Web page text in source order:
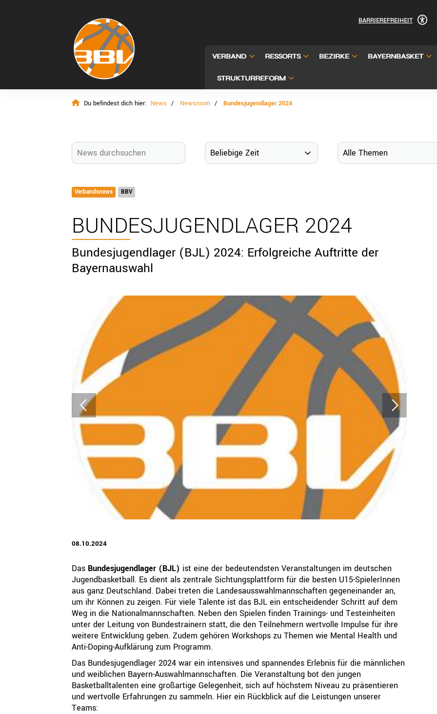
BARRIEREFREIHEIT
VERBAND RESSORTS BEZIRKE BAYERNBASKET
STRUKTURREFORM
Du befindest dich hier: News Newsroom Bundesjugendlager 2024
Verbandsnews BBV
BUNDESJUGENDLAGER 2024
Bundesjugendlager (BJL) 2024: Erfolgreiche Auftritte der
Bayernauswahl
Team
08.10.2024
Das Bundesjugendlager (BJL) ist eine der bedeutendsten Veranstaltungen im deutschen
Jugendbasketball. Es dient als zentrale Sichtungsplattform für die besten U15-SpielerInnen
aus ganz Deutschland. Dabei treten die Landesausswahlmannschaften gegeneinander an,
um ihr Können zu zeigen. Für viele Talente ist das BJL ein entscheidender Schritt auf dem
Weg in die Nationalmannschaften. Neben den Spielen finden Trainings- und Testeinheiten
unter der Leitung von Bundestrainern statt, die den Teilnehmern wertvolle Impulse für ihre
weitere Entwicklung geben. Zudem gehören Workshops zu Themen wie Mental Health und
Anti-Doping-Aufklärung zum Programm.
Das Bundesjugendlager 2024 war ein intensives und spannendes Erlebnis für die männlichen
und weiblichen Bayern-Auswahlmannschaften. Die Veranstaltung bot den jungen
Basketballtalenten eine großartige Gelegenheit, sich auf höchstem Niveau zu präsentieren
und wertvolle Erfahrungen zu sammeln. Hier ein Rückblick auf die Leistungen unserer
Teams:
QUICKLINKS
Geschäftsstelle
Bayerischer Basketball Verband e. V.
Georg-Brauchle-Ring 93
80992 München
KONTAKT AUFNEHMEN
Ressorts
Sport
Schiedsrichter